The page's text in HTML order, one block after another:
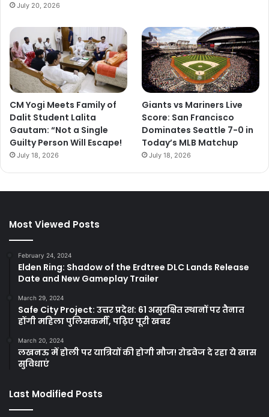
July 20, 2026
CM Yogi Meets Family of
Dalit Student Lalita
Gautam: “Not a Single
Guilty Person Will Escape!
July 18, 2026
Giants vs Mariners Live
Score: San Francisco
Dominates Seattle 7-0 in
Today’s MLB Matchup
July 18, 2026
Most Viewed Posts
February 24, 2024
Elden Ring: Shadow of the Erdtree DLC Lands Release
Date and New Gameplay Trailer
March 29, 2024
Safe City Project: उत्तर प्रदेश: 61 असुरक्षित स्थानों पर तैनात
होंगी महिला पुलिसकर्मी, पढ़िए पूरी खबर
March 20, 2024
लखनऊ में होली पर यात्रियों की होगी मौज! रोडवेज दे रहा ये खास
सुविधाएं
Last Modified Posts